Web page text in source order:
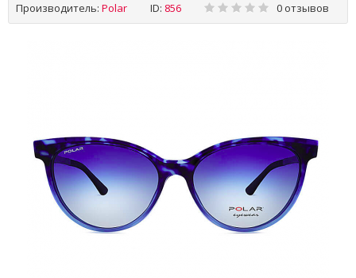
Производитель: Polar ID: 856 0 отзывов